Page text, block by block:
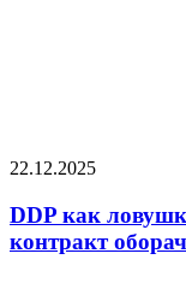
22.12.2025
DDP как
контракт